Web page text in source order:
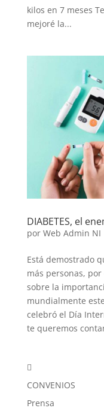
kilos en 7 meses
mejoré la...
DIABETES, el
por Web Admin NI
Está demostrado
más personas,
sobre la
mundialmente
celebró el Día
te queremos

CONVENIOS
Prensa